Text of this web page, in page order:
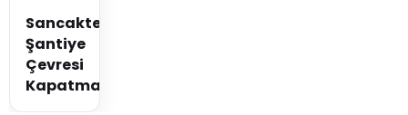
Sancaktepe
Şantiye
Çevresi
Kapatma